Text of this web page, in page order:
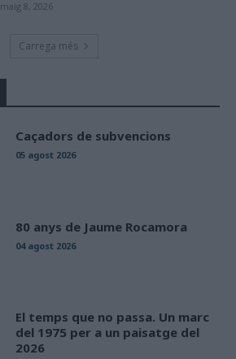
maig 8, 2026
Carrega més
Caçadors de subvencions
05 agost 2026
80 anys de Jaume Rocamora
04 agost 2026
El temps que no passa. Un marc
del 1975 per a un paisatge del
2026